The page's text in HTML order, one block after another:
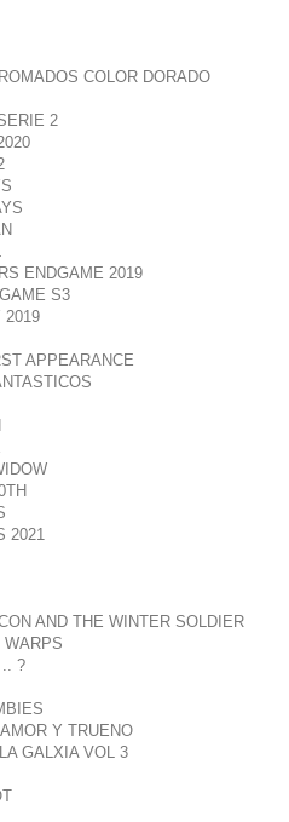
COLOR DORADO
2
ENDGAME 2019
S3
2019
APPEARANCE
2021
AND THE WINTER SOLDIER
WARPS
.. ?
Y TRUENO
GALXIA VOL 3